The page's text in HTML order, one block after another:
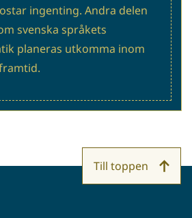
ingenting. Andra delen
svenska språkets
planeras utkomma inom
Till toppen